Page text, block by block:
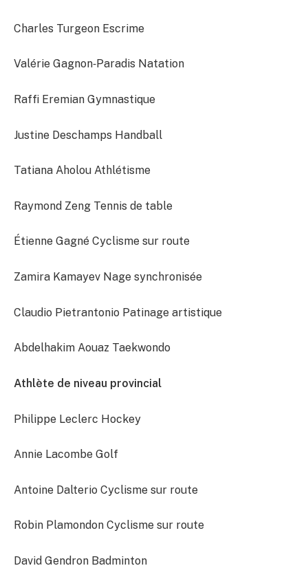
Charles Turgeon Escrime
Valérie Gagnon‐Paradis Natation
Raffi Eremian Gymnastique
Justine Deschamps Handball
Tatiana Aholou Athlétisme
Raymond Zeng Tennis de table
Étienne Gagné Cyclisme sur route
Zamira Kamayev Nage synchronisée
Claudio Pietrantonio Patinage artistique
Abdelhakim Aouaz Taekwondo
Athlète de niveau provincial
Philippe Leclerc Hockey
Annie Lacombe Golf
Antoine Dalterio Cyclisme sur route
Robin Plamondon Cyclisme sur route
David Gendron Badminton